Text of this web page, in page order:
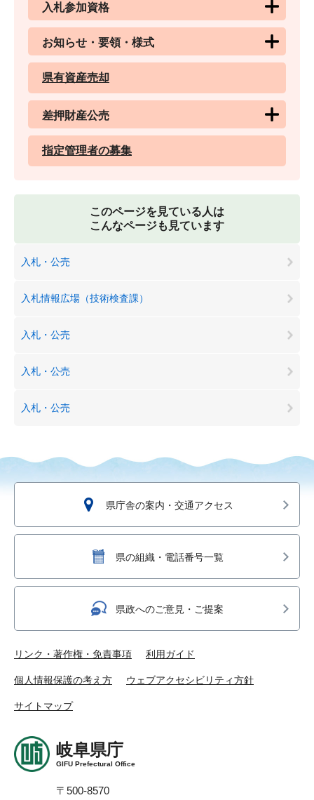
入札参加資格
お知らせ・要領・様式
県有資産売却
差押財産公売
指定管理者の募集
このページを見ている人は
こんなページも見ています
入札・公売
入札情報広場（技術検査課）
入札・公売
入札・公売
入札・公売
県庁舎の案内・交通アクセス
県の組織・電話番号一覧
県政へのご意見・ご提案
リンク・著作権・免責事項 利用ガイド
個人情報保護の考え方 ウェブアクセシビリティ方針
サイトマップ
岐阜県庁
GIFU Prefectural Office
〒500-8570